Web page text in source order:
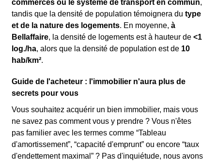
commerces ou le système de transport en commun,
tandis que la densité de population témoignera du type
et de la nature des logements. En moyenne, à
Bellaffaire, la densité de logements est à hauteur de <1
log./ha, alors que la densité de population est de 10
hab/km².
Guide de l'acheteur : l'immobilier n'aura plus de
secrets pour vous
Vous souhaitez acquérir un bien immobilier, mais vous
ne savez pas comment vous y prendre ? Vous n'êtes
pas familier avec les termes comme “Tableau
d'amortissement”, “capacité d'emprunt” ou encore “taux
d'endettement maximal” ? Pas d'inquiétude, nous avons